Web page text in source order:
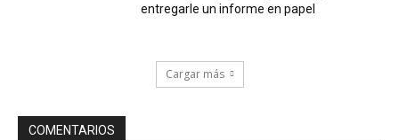
entregarle un informe en papel
Cargar más
COMENTARIOS